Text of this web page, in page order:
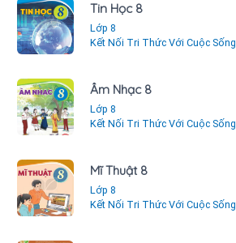
Tin Học 8
Lớp 8
Kết Nối Tri Thức Với Cuộc Sống
Âm Nhạc 8
Lớp 8
Kết Nối Tri Thức Với Cuộc Sống
Mĩ Thuật 8
Lớp 8
Kết Nối Tri Thức Với Cuộc Sống